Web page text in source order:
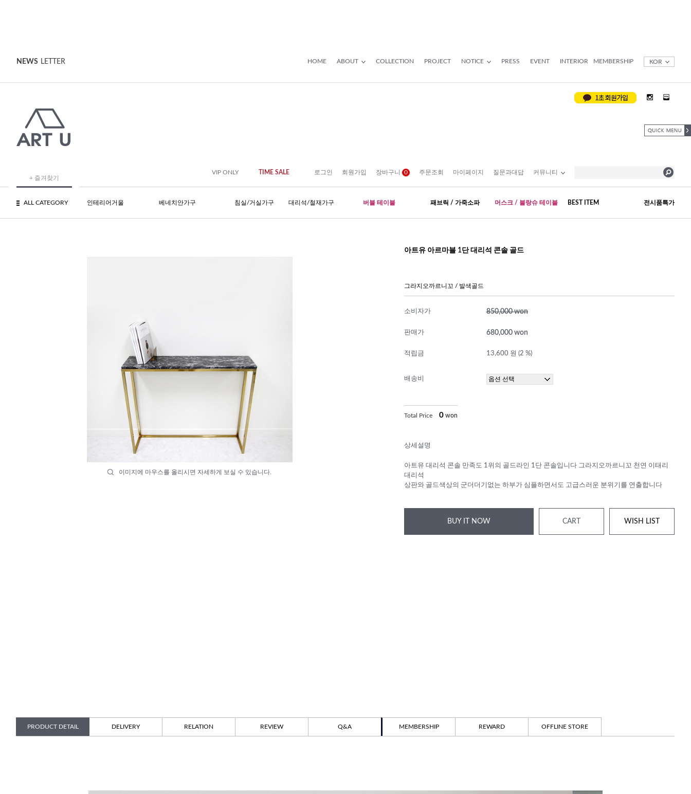
NEWS LETTER HOME ABOUT COLLECTION PROJECT NOTICE PRESS EVENT INTERIOR MEMBERSHIP KOR
+ 즐겨찾기
VIP ONLY TIME SALE 로그인 회원가입 장바구니 0 주문조회 마이페이지 질문과대답 커뮤니티
ALL CATEGORY 인테리어거울 베네치안가구 침실/거실가구 대리석/철재가구 버블 테이블 패브릭 / 가죽소파 머스크 / 블랑슈 테이블 BEST ITEM 전시품특가
이미지에 마우스를 올리시면 자세하게 보실 수 있습니다.
아트유 아르마블 1단 대리석 콘솔 골드
그라지오까르니꼬 / 발색골드
소비자가 850,000 won
판매가 680,000 won
적립금 13,600 원 (2 %)
배송비
Total Price 0 won
상세설명
아트유 대리석 콘솔 만족도 1위의 골드라인 1단 콘솔입니다 그라지오까르니꼬 천연 이태리
대리석
상판와 골드색상의 군더더기없는 하부가 심플하면서도 고급스러운 분위기를 연출합니다
BUY IT NOW CART WISH LIST
PRODUCT DETAIL DELIVERY RELATION REVIEW Q&A MEMBERSHIP REWARD OFFLINE STORE